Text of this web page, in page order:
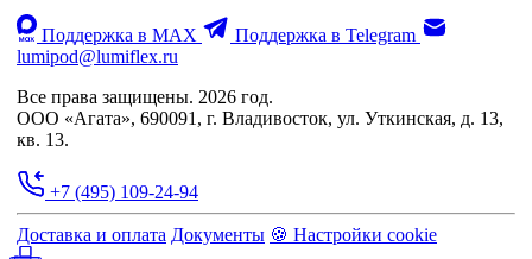
Поддержка в MAX
Поддержка в Telegram
lumipod@lumiflex.ru
Все права защищены. 2026 год.
ООО «Агата», 690091, г. Владивосток, ул. Уткинская, д. 13,
кв. 13.
+7 (495) 109-24-94
Доставка и оплата Документы 🍪 Настройки cookie